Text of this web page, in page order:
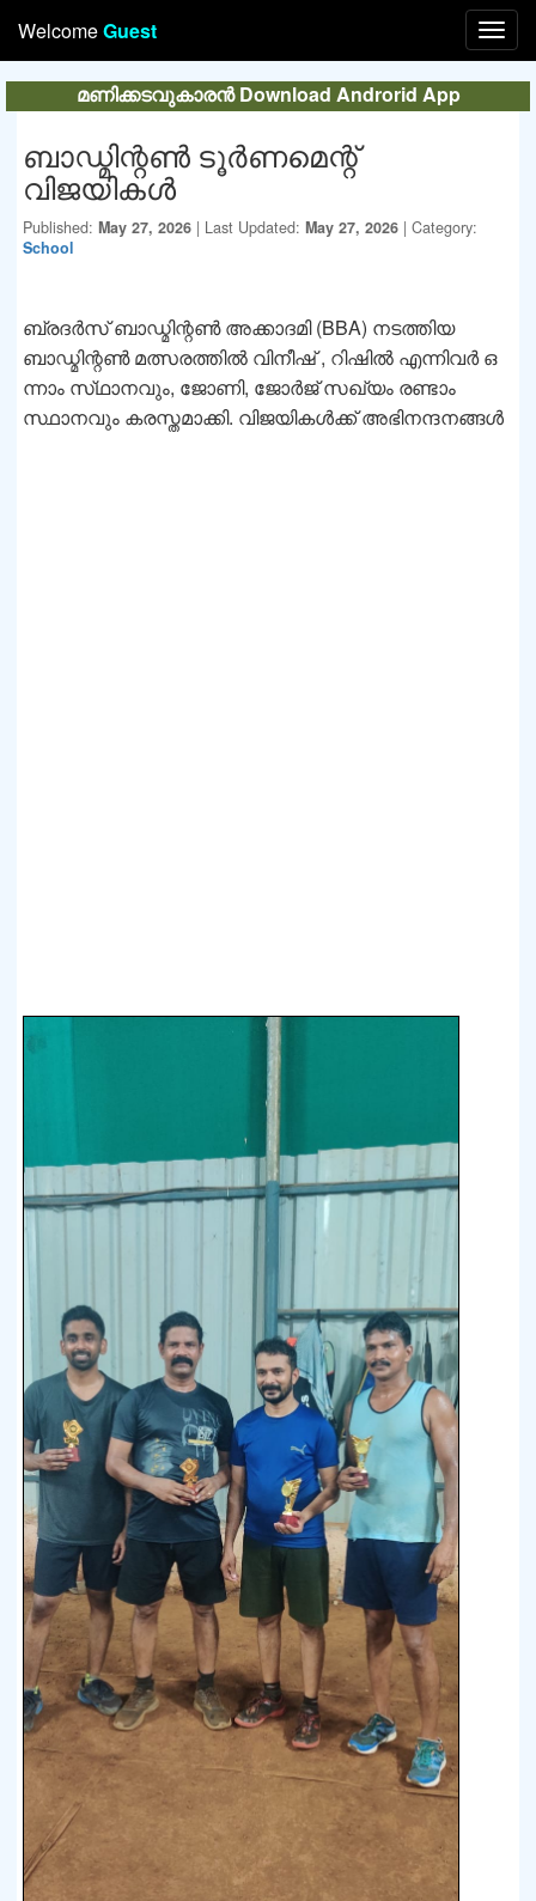
WelcomeGuest
മണിക്കടവുകാരൻ Download Androrid App
ബാഡ്മിന്റൺ ടൂർണമെന്റ്
വിജയികൾ
Published: May 27, 2026 | Last Updated: May 27, 2026 | Category:
School
ബ്രദർസ്‌ ബാഡ്മിന്റൺ അക്കാദമി (BBA) നടത്തിയ
ബാഡ്മിന്റൺ മത്സരത്തിൽ വിനീഷ് , റിഷിൽ എന്നിവർ ഒ
ന്നാം സ്‌ഥാനവും, ജോണി, ജോർജ് സഖ്യം രണ്ടാം
സ്ഥാനവും കരസ്തമാക്കി. വിജയികൾക്ക് അഭിനന്ദനങ്ങൾ